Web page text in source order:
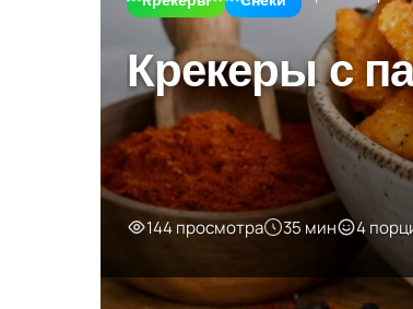
Крекеры с
144 просмотра 35 мин 4